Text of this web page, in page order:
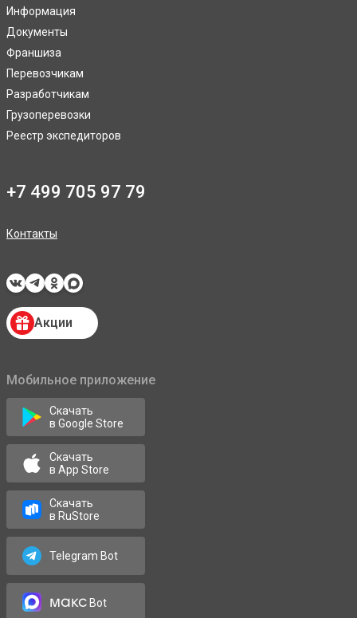
Информация
Документы
Франшиза
Перевозчикам
Разработчикам
Грузоперевозки
Реестр экспедиторов
+7 499 705 97 79
Контакты
Акции
Мобильное приложение
Скачать
в Google Store
Скачать
в App Store
Скачать
в RuStore
Telegram Bot
максBot